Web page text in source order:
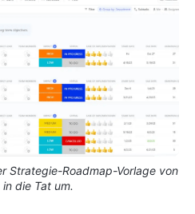
Strategie-Roadmap-Vorlage von
die Tat um.